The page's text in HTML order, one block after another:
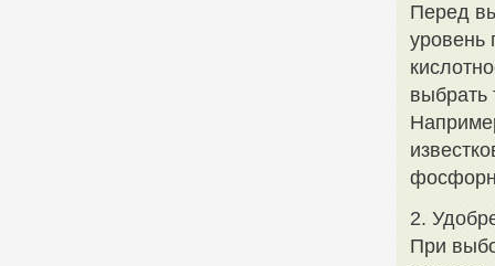
Перед
уровень
выбрать
2.
При